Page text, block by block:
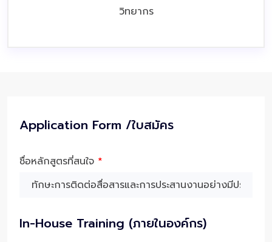
วิทยากร
Application Form /ใบสมัคร
ชื่อหลักสูตรที่สนใจ *
In-House Training (ภายในองค์กร)